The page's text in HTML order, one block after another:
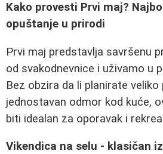
Kako provesti Prvi maj?
opuštanje u prirodi
Prvi maj predstavlja savršenu
od svakodnevnice i uživamo u
Bez obzira da li planirate veliko
jednostavan odmor kod kuće,
biti idealan za oporavak i
Vikendica na selu - klasičan